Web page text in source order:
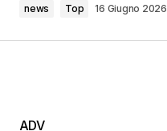
news Top 16 Giugno 2026
ADV